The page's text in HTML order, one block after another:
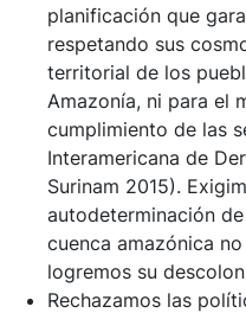
planificación que
respetando sus
territorial de los
Amazonía, ni para el
cumplimiento de las
Interamericana de
Surinam 2015).
autodeterminación
cuenca amazónica
logremos su
Rechazamos las